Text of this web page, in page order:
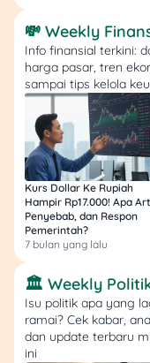
Pembayaran
Kartu BNI atau
wondr by BNI.
4. Launching
X8 Series: Diskon
Hingga Rp1 juta &
Cicilan 0%
💸 Weekly
Info finansial terkini:
harga pasar, tren
sampai tips kelola
Kurs Dollar Ke Rupiah
Hampir Rp17.000! Apa
Penyebab, dan Respon
Pemerintah?
7 bulan yang lalu
🏛️ Weekly
Isu politik apa yang
ramai? Cek kabar,
dan update terbaru
ini